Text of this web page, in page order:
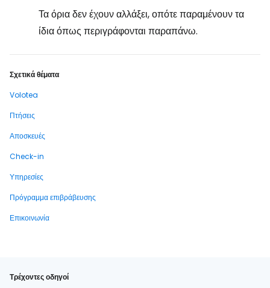
Τα όρια δεν έχουν αλλάξει, οπότε παραμένουν τα
ίδια όπως περιγράφονται παραπάνω.
Σχετικά θέματα
Volotea
Πτήσεις
Αποσκευές
Check-in
Υπηρεσίες
Πρόγραμμα επιβράβευσης
Επικοινωνία
Τρέχοντες οδηγοί